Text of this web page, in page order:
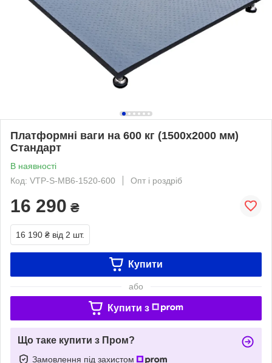
Платформні ваги на 600 кг (1500х2000 мм)
Стандарт
В наявності
Код: VTP-S-MB6-1520-600
Опт і роздріб
16 290 ₴
16 190 ₴ від 2 шт.
Купити
або
Купити з
Що таке купити з Пром?
Замовлення під захистом